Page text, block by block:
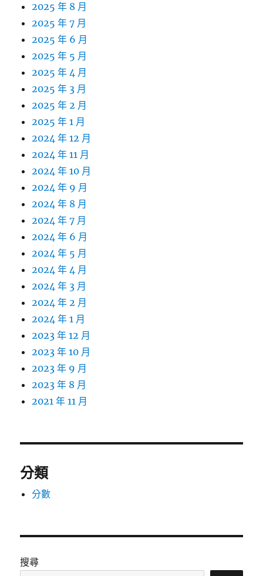
2025 年 8 月
2025 年 7 月
2025 年 6 月
2025 年 5 月
2025 年 4 月
2025 年 3 月
2025 年 2 月
2025 年 1 月
2024 年 12 月
2024 年 11 月
2024 年 10 月
2024 年 9 月
2024 年 8 月
2024 年 7 月
2024 年 6 月
2024 年 5 月
2024 年 4 月
2024 年 3 月
2024 年 2 月
2024 年 1 月
2023 年 12 月
2023 年 10 月
2023 年 9 月
2023 年 8 月
2021 年 11 月
分類
分數
搜尋